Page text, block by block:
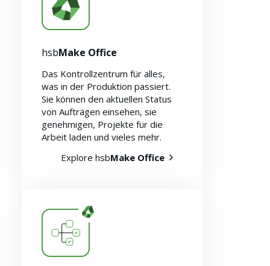
Ressourcen
hsbMake Office
Das Kontrollzentrum für alles,
was in der Produktion passiert.
Sie können den aktuellen Status
von Aufträgen einsehen, sie
genehmigen, Projekte für die
Arbeit laden und vieles mehr.
Explore hsbMake Office